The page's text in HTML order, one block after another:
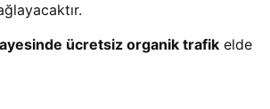
ücretsiz organik trafik elde